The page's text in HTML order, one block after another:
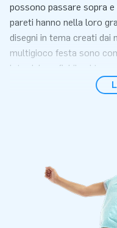
possono passare sopra
pareti hanno nella loro
disegni in tema creati dai
multigioco festa sono
lato del gonfiabile si
garantito su questo
Posiziona il gonfiabile
esempio durante una
festivo. Questo
trasportare. Il saltarello
materiale d' ancoraggio,
manuale. Tutto